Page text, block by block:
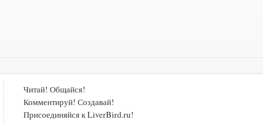
Читай! Общайся!
Комментируй! Создавай!
Присоединяйся к LiverBird.ru!